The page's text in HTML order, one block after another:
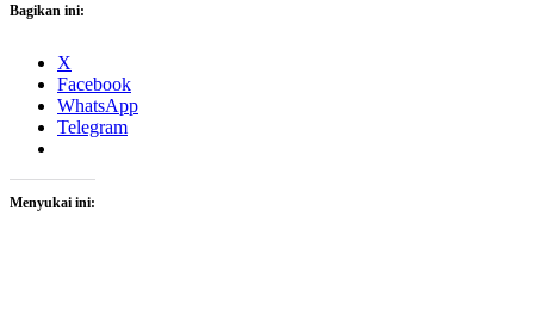
Bagikan ini:
X
Facebook
WhatsApp
Telegram
Menyukai ini: